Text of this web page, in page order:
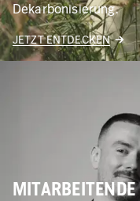
Dekarbonisierung.
JETZT ENTDECKEN
MITARBEITENDE